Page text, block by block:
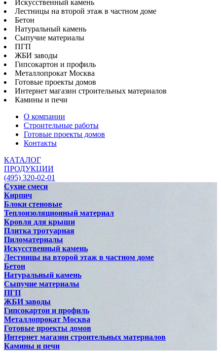
Искусственный камень
Лестницы на второй этаж в частном доме
Бетон
Натуральный камень
Сыпучие материалы
ПГП
ЖБИ заводы
Гипсокартон и профиль
Металлопрокат Москва
Готовые проекты домов
Интернет магазин строительных материалов
Камины и печи
О компании
Строительные работы
Готовые проекты домов
Контакты
КАТАЛОГ
ПРОДУКЦИИ
(495) 320-02-01
Сухие смеси
Кирпич
Блоки стеновые
Теплоизоляционный материал
Кровля для крыши
Плитка тротуарная
Пиломатериалы
Искусственный камень
Лестницы на второй этаж в частном доме
Бетон
Натуральный камень
Сыпучие материалы
ПГП
ЖБИ заводы
Гипсокартон и профиль
Металлопрокат Москва
Готовые проекты домов
Интернет магазин строительных материалов
Камины и печи